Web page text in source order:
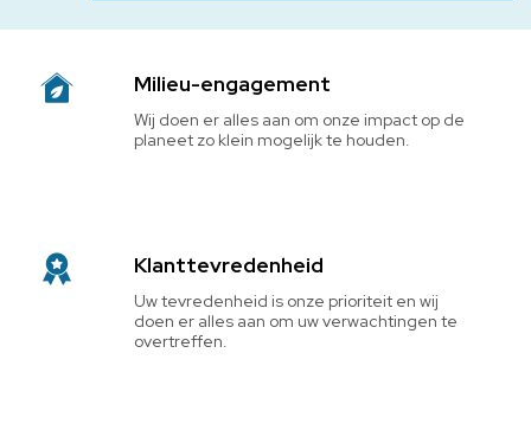
Milieu-engagement
Wij doen er alles aan om onze impact op de
planeet zo klein mogelijk te houden.
Klanttevredenheid
Uw tevredenheid is onze prioriteit en wij
doen er alles aan om uw verwachtingen te
overtreffen.